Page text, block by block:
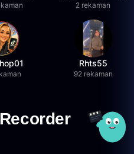
2 rekaman
Rhts55
92 rekaman